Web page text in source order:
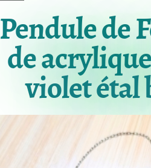
Pendule de
de
violet étal